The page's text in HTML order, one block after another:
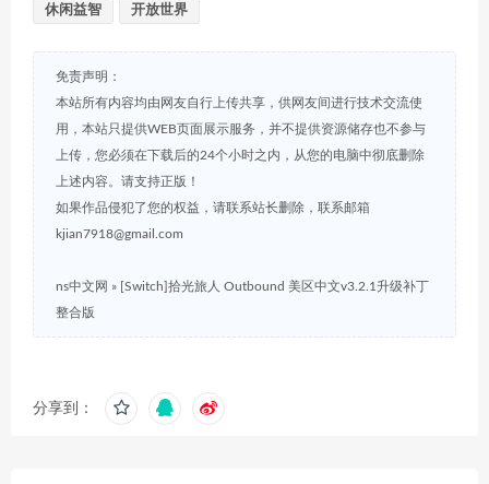
休闲益智 开放世界
免责声明：
本站所有内容均由网友自行上传共享，供网友间进行技术交流使
用，本站只提供WEB页面展示服务，并不提供资源储存也不参与
上传，您必须在下载后的24个小时之内，从您的电脑中彻底删除
上述内容。请支持正版！
如果作品侵犯了您的权益，请联系站长删除，联系邮箱
kjian7918@gmail.com
ns中文网 » [Switch]拾光旅人 Outbound 美区中文v3.2.1升级补丁
整合版
分享到：